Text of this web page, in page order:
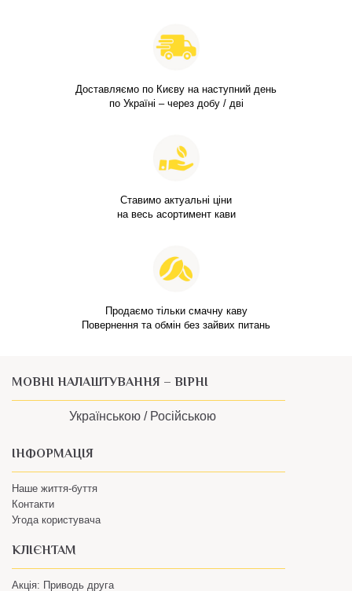
Доставляємо по Києву на наступний день
по Україні – через добу / дві
Ставимо актуальні ціни
на весь асортимент кави
Продаємо тільки смачну каву
Повернення та обмін без зайвих питань
МОВНІ НАЛАШТУВАННЯ – ВІРНІ
Українською / Російською
ІНФОРМАЦІЯ
Наше життя-буття
Контакти
Угода користувача
КЛІЄНТАМ
Акція: Приводь друга